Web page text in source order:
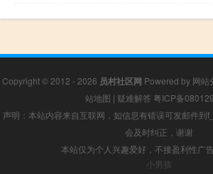
Copyright © 2012 - 2026 员村社区网 Powered by 网站
站地图 | 疑难解答 粤ICP备
声明：本站内容来自互联网，如信息有错误可发邮件到
会及时纠正，谢谢
本站仅为个人兴趣爱好，不接盈利性广
小男孩